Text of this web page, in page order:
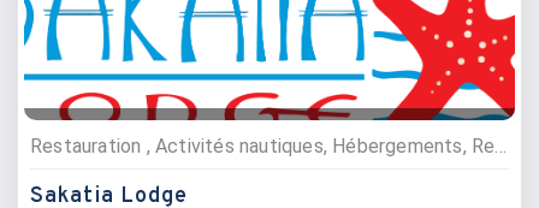
Restauration , Activités nautiques, Hébergements, Restaurants, Plongée sous marine, Hôtels
Sakatia Lodge